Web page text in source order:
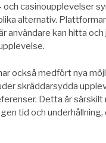
casinoupplevelser
alternativ.
användare kan hitta
också medfört nya
skräddarsydda
Detta är
tid och